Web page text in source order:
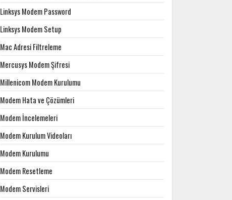
Linksys Modem Password
Linksys Modem Setup
Mac Adresi Filtreleme
Mercusys Modem Şifresi
Millenicom Modem Kurulumu
Modem Hata ve Çözümleri
Modem İncelemeleri
Modem Kurulum Videoları
Modem Kurulumu
Modem Resetleme
Modem Servisleri